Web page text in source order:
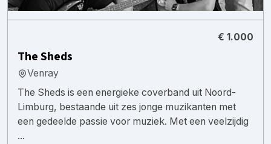
€ 1.000
The Sheds
Venray
The Sheds is een energieke coverband uit Noord-
Limburg, bestaande uit zes jonge muzikanten met
een gedeelde passie voor muziek. Met een veelzijdig
...